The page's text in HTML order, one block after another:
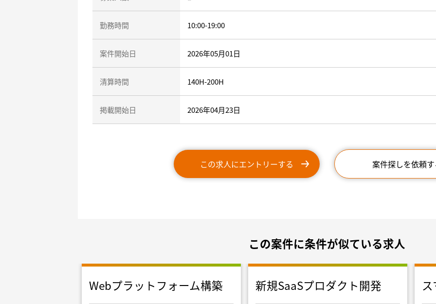
勤務時間 10:00-19:00
案件開始日 2026年05月01日
清算時間 140H-200H
掲載開始日 2026年04月23日
この求人にエントリーする 案件探しを依頼
この案件に条件が似ている求人
Webプラットフォーム構築 新規SaaSプロダクト開発